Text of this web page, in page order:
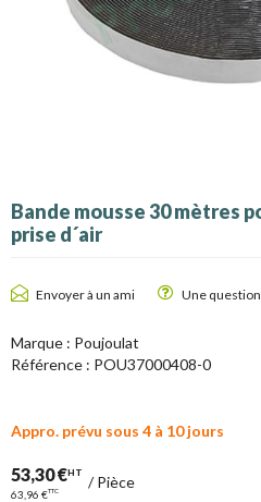
Bande mousse 30 mètres
prise d´air
Envoyer à un ami Une question
Marque : Poujoulat
Référence : POU37000408-0
Appro. prévu sous 4 à 10 jours
53,30 €HT
63,96 €TTC /Pièce